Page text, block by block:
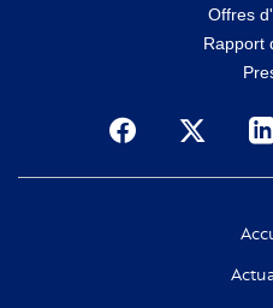
Offres
Rapport
Social